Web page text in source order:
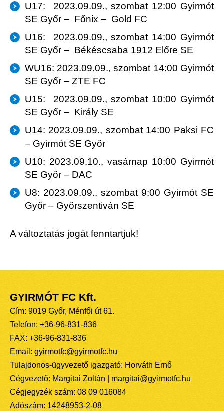
U17: 2023.09.09., szombat 12:00 Gyirmót
SE Győr – Főnix – Gold FC
U16: 2023.09.09., szombat 14:00 Gyirmót
SE Győr – Békéscsaba 1912 Előre SE
WU16: 2023.09.09., szombat 14:00 Gyirmót
SE Győr – ZTE FC
U15: 2023.09.09., szombat 10:00 Gyirmót
SE Győr – Király SE
U14: 2023.09.09., szombat 14:00 Paksi FC
– Gyirmót SE Győr
U10: 2023.09.10., vasárnap 10:00 Gyirmót
SE Győr – DAC
U8: 2023.09.09., szombat 9:00 Gyirmót SE
Győr – Győrszentiván SE
A változtatás jogát fenntartjuk!
GYIRMÓT FC Kft.
Cím: 9019 Győr, Ménfői út 61.
Telefon: +36-96-831-836
FAX: +36-96-831-836
Email: gyirmotfc@gyirmotfc.hu
Tulajdonos-ügyvezető igazgató: Horváth Ernő
Cégvezető: Margitai Zoltán | margitai@gyirmotfc.hu
Cégjegyzék szám: 08 09 016084
Adószám: 14248953-2-08